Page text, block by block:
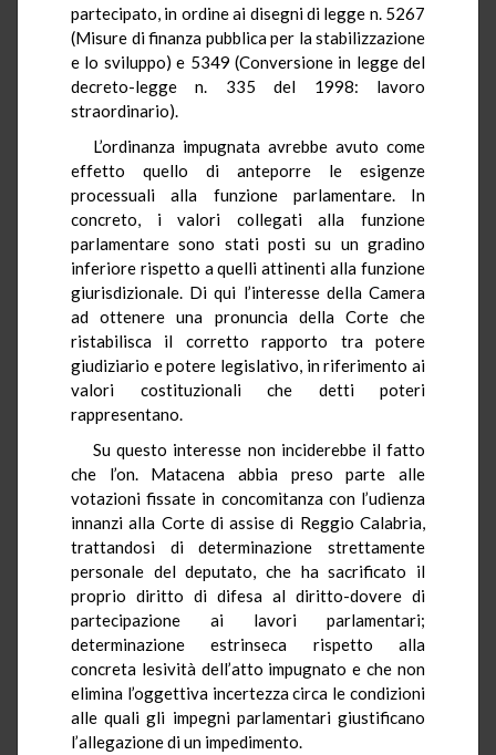
partecipato, in ordine ai disegni di legge n. 5267
(Misure di finanza pubblica per la stabilizzazione
e lo sviluppo) e 5349 (Conversione in legge del
decreto-legge n. 335 del 1998: lavoro
straordinario).
L’ordinanza impugnata avrebbe avuto come
effetto quello di anteporre le esigenze
processuali alla funzione parlamentare. In
concreto, i valori collegati alla funzione
parlamentare sono stati posti su un gradino
inferiore rispetto a quelli attinenti alla funzione
giurisdizionale. Di qui l’interesse della Camera
ad ottenere una pronuncia della Corte che
ristabilisca il corretto rapporto tra potere
giudiziario e potere legislativo, in riferimento ai
valori costituzionali che detti poteri
rappresentano.
Su questo interesse non inciderebbe il fatto
che l’on. Matacena abbia preso parte alle
votazioni fissate in concomitanza con l’udienza
innanzi alla Corte di assise di Reggio Calabria,
trattandosi di determinazione strettamente
personale del deputato, che ha sacrificato il
proprio diritto di difesa al diritto-dovere di
partecipazione ai lavori parlamentari;
determinazione estrinseca rispetto alla
concreta lesività dell’atto impugnato e che non
elimina l’oggettiva incertezza circa le condizioni
alle quali gli impegni parlamentari giustificano
l’allegazione di un impedimento.